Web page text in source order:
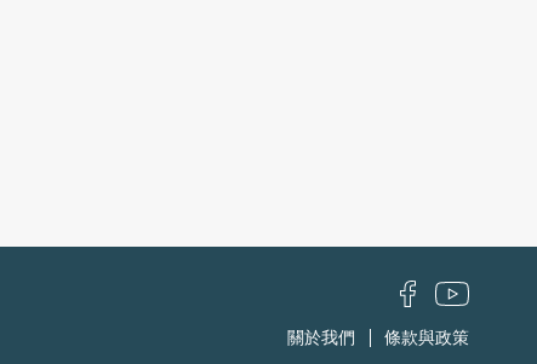
被誤認為是一般的糖果零食，導致尼古丁上癮，
甚至誤食中毒。環境、溫濕度、安全性 都有風
關於我們
條款與政策